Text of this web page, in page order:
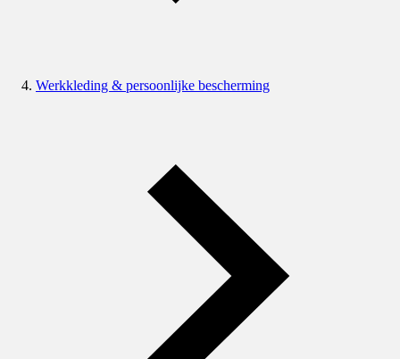
Werkkleding & persoonlijke bescherming